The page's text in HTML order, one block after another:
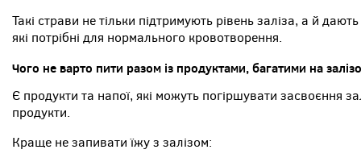
Такі страви не тільки підтримують рівень заліза, а й
які потрібні для нормального кровотворення.
Чого не варто пити разом із продуктами, багатими на залізо
Є продукти та напої, які можуть погіршувати засвоєння
продукти.
Краще не запивати їжу з залізом: